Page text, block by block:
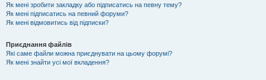
Як мені зробити закладку або підписатись на певну тему?
Як мені підписатись на певний форуми?
Як мені відмовитись від підписки?
Приєднання файлів
Які саме файли можна приєднувати на цьому форумі?
Як мені знайти усі мої вкладення?